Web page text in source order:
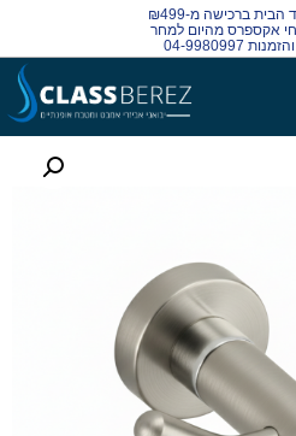
ברכישה מ-₪499
אקספרס מהיום למחר
04-9980997